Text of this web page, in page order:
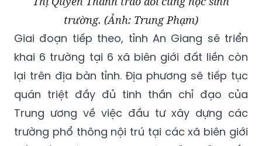
trường. (Ảnh: Trung Phạm)
Giai đoạn tiếp theo, tỉnh An Giang sẽ triển
khai 6 trường tại 6 xã biên giới đất liền còn
lại trên địa bàn tỉnh. Địa phương sẽ tiếp tục
quán triệt đầy đủ tinh thần chỉ đạo của
Trung ương về việc đầu tư xây dựng các
trường phổ thông nội trú tại các xã biên giới